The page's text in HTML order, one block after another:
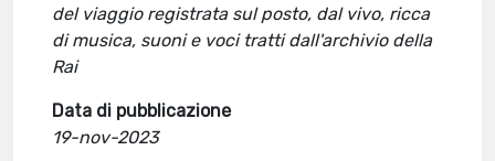
del viaggio registrata sul posto, dal vivo, ricca
di musica, suoni e voci tratti dall'archivio della
Rai
Data di pubblicazione
19-nov-2023